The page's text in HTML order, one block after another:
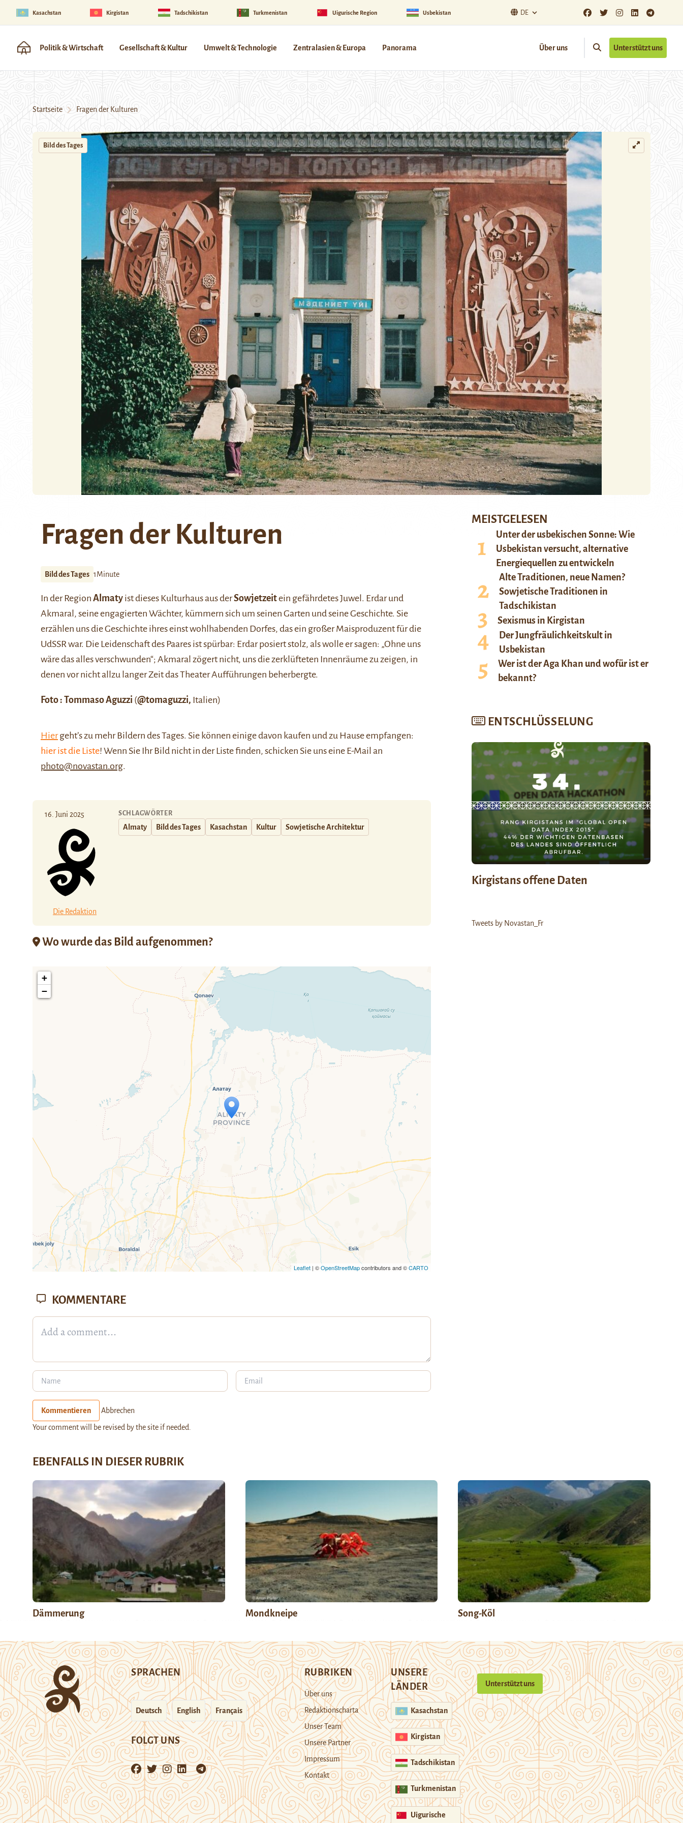
Kasachstan Kirgistan Tadschikistan Turkmenistan Uigurische Region Usbekistan DE
Politik & Wirtschaft Gesellschaft & Kultur Umwelt & Technologie Zentralasien & Europa Panorama Über uns Unterstützt uns
Startseite Fragen der Kulturen
Bild des Tages
Fragen der Kulturen
Bild des Tages 1Minute
In der Region Almaty ist dieses Kulturhaus aus derSowjetzeitein gefährdetes Juwel. Erdar und
Akmaral, seine engagierten Wächter, kümmern sich um seinen Garten und seine Geschichte. Sie
erzählen uns die Geschichte ihres einst wohlhabenden Dorfes, das ein großer Maisproduzent für die
UdSSR war. Die Leidenschaft des Paares ist spürbar: Erdar posiert stolz, als wolle er sagen: „Ohne uns
wäre das alles verschwunden“; Akmaral zögert nicht, uns die zerklüfteten Innenräume zu zeigen, in
denen vor nicht allzu langer Zeit das Theater Aufführungen beherbergte.
Foto : Tommaso Aguzzi (@tomaguzzi, Italien)
Hiergeht’s zu mehr Bildern des Tages. Sie können einige davon kaufen und zu Hause empfangen:
hier ist die Liste! Wenn Sie Ihr Bild nicht in der Liste finden, schicken Sie uns eine E-Mail an
photo@novastan.org.
16. Juni 2025
Die Redaktion
SCHLAGWÖRTER
Almaty Bild des Tages Kasachstan Kultur Sowjetische Architektur
Wo wurde das Bild aufgenommen?
Travelers' Map wird geladen …
Wenn du dies siehst, nachdem deine Seite vollständig geladen wurde,
fehlen leafletJS-Dateien.
+
−
Leaflet | ©OpenStreetMapcontributors and ©CARTO
MEISTGELESEN
Unter der usbekischen Sonne: Wie
Usbekistan versucht, alternative
Energiequellen zu entwickeln
Alte Traditionen, neue Namen?
Sowjetische Traditionen in
Tadschikistan
Sexismus in Kirgistan
Der Jungfräulichkeitskult in
Usbekistan
Wer ist der Aga Khan und wofür ist er
bekannt?
ENTSCHLÜSSELUNG
Kirgistans offene Daten
Tweets by Novastan_Fr
KOMMENTARE
Kommentieren Abbrechen
Your comment will be revised by the site if needed.
EBENFALLS IN DIESER RUBRIK
Dämmerung Mondkneipe Song-Köl
SPRACHEN
Deutsch English Français
FOLGT UNS
RUBRIKEN
Über uns
Redaktionscharta
Unser Team
Unsere Partner
Impressum
Kontakt
UNSERE
LÄNDER
Kasachstan
Kirgistan
Tadschikistan
Turkmenistan
Uigurische
Unterstützt uns